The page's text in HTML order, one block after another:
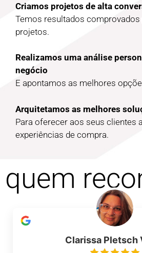
Criamos projetos de alta
Temos resultados comprovados
projetos.
Realizamos uma análise
negócio
E apontamos as melhores
Arquitetamos as melhores
Para oferecer aos seus clientes
experiências de compra.
quem
Clarissa Pletsch